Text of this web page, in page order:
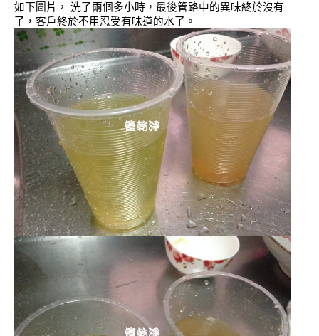
如下圖片， 洗了兩個多小時，最後管路中的異味終於沒有
了，客戶終於不用忍受有味道的水了。